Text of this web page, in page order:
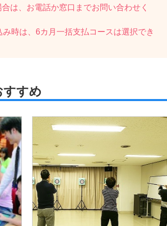
は、お電話か窓口までお問い合わせく
時は、6カ月一括支払コースは選択でき